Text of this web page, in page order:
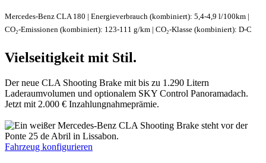
Mercedes-Benz CLA 180 | Energieverbrauch (kombiniert): 5,4-4,9 l/100km |
CO₂-Emissionen (kombiniert): 123-111 g/km | CO₂-Klasse (kombiniert): D-C
Vielseitigkeit mit Stil.
Der neue CLA Shooting Brake mit bis zu 1.290 Litern
Laderaumvolumen und optionalem SKY Control Panoramadach.
Jetzt mit 2.000 € Inzahlungnahmeprämie.
Fahrzeug konfigurieren